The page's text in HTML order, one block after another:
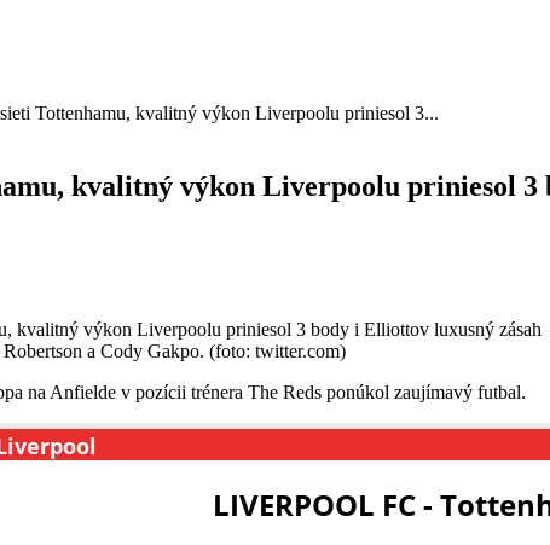
Tottenhamu, kvalitný výkon Liverpoolu priniesol 3...
kvalitný výkon Liverpoolu priniesol 3
a Cody Gakpo. (foto: twitter.com)
na Anfielde v pozícii trénera The Reds ponúkol zaujímavý futbal.
LIVERPOOL FC -